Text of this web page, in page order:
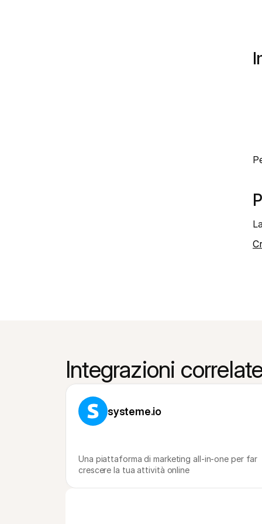
Integrazioni
systeme.io
Una piattaforma di marketing all-in-one per far
crescere la tua attività online